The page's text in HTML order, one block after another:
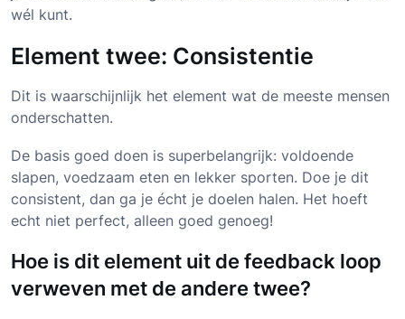
wél kunt.
Element twee: Consistentie
Dit is waarschijnlijk het element wat de meeste mensen
onderschatten.
De basis goed doen is superbelangrijk: voldoende
slapen, voedzaam eten en lekker sporten. Doe je dit
consistent, dan ga je écht je doelen halen. Het hoeft
echt niet perfect, alleen goed genoeg!
Hoe is dit element uit de feedback loop
verweven met de andere twee?